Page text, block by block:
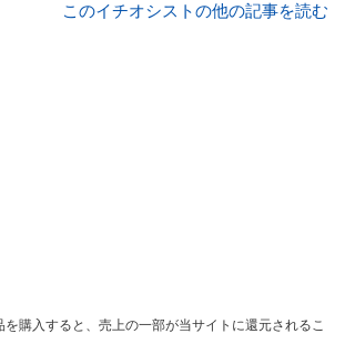
このイチオシストの他の記事を読む
購入すると、売上の一部が当サイトに還元されるこ